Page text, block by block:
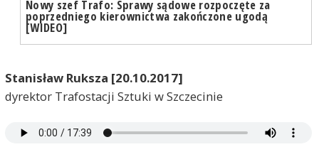
Nowy szef Trafo: Sprawy sądowe rozpoczęte za
poprzedniego kierownictwa zakończone ugodą
[WIDEO]
Stanisław Ruksza [20.10.2017]
dyrektor Trafostacji Sztuki w Szczecinie